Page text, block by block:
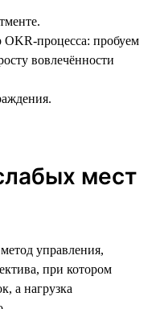
OKR-процесса: пробуем
вовлечённости
мест
управления,
при котором
а нагрузка